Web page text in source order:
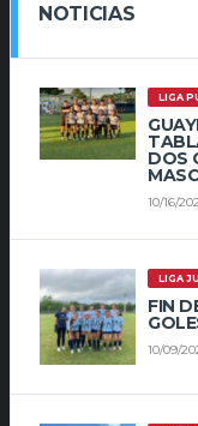
NOTICIAS
LIGA
DOS
10/16/
LIGA
FIN
10/09/